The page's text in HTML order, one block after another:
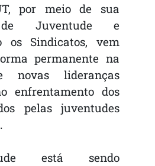
por meio de sua
de Juventude e
os Sindicatos, vem
permanente na
novas lideranças
enfrentamento dos
pelas juventudes
está sendo